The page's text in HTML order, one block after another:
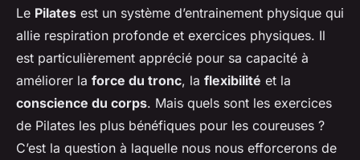
Quels sont les exercices de
Pilates les plus bénéfiques
pour les coureurs ?
Maxime•8 avril 2024•5 min de lecture
Le Pilates est un système d’entrainement physique qui
allie respiration profonde et exercices physiques. Il
est particulièrement apprécié pour sa capacité à
améliorer la force du tronc, la flexibilité et la
conscience du corps. Mais quels sont les exercices
de Pilates les plus bénéfiques pour les coureuses ?
C’est la question à laquelle nous nous efforcerons de